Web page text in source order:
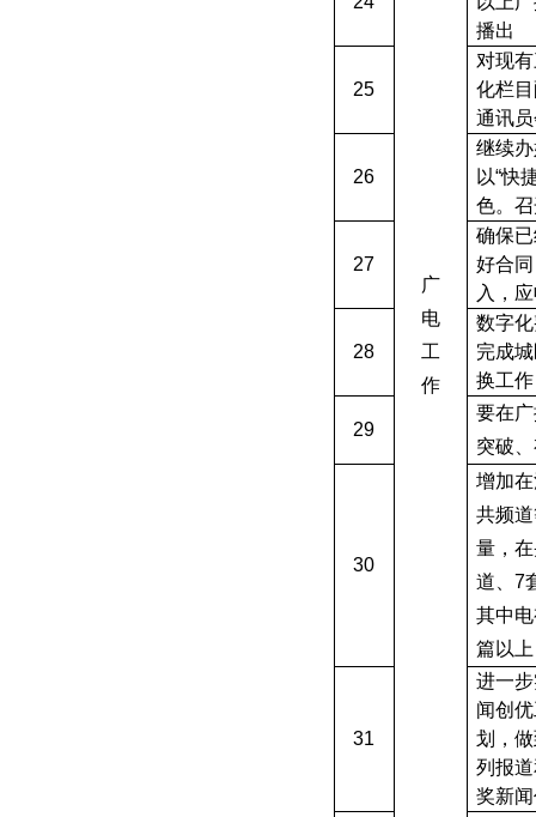
广
电
工
作
播出
25
对现
化栏
通讯
26
继续
以“快
色。
27
确保
好合同
入，
28
数字
完成
换工作
29
要在
突破
30
增加
共频
量，
道、7
其中
篇以上
31
进一步
闻创
划
，
列报
奖新